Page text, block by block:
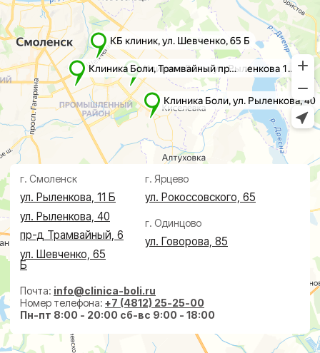
+7 (4812) 25-25-00
Заказать обратный звонок
Пн-пт 8:00 - 20:00 сб-вс 9:00 - 18:00
МРТ
КТ
УЗИ
Чек-Апы
Травматолог и ортопед
Невролог
Проктолог
Флеболог
Нейрохирург
Дерматолог
Косметолог
Ревматолог
Терапевт
Капельницы здоровья
Лечение по ДМС
Малоинвазивная
хирургия
На позвоночнике
По проктологии
По флебологии
Пластическая хирургия
О клинике
Акции
Врачи
Новости
Пациентам